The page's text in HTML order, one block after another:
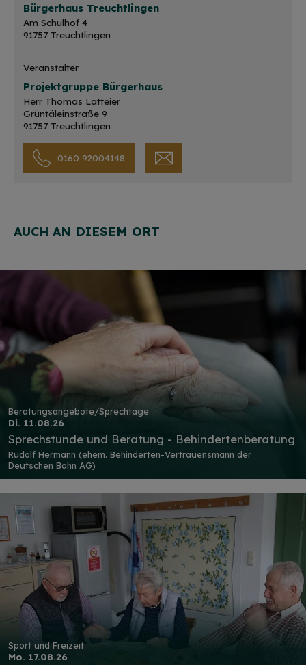
Bürgerhaus Treuchtlingen
Am Schulhof 4
91757 Treuchtlingen
Veranstalter
Projektgruppe Bürgerhaus
Herr Thomas Latteier
Grüntäleinstraße 9
91757 Treuchtlingen
0160 92004148
AUCH AN DIESEM ORT
Beratungsangebote/Sprechtage
Di. 11.08.26
Sprechstunde und Beratung - Behindertenberatung
Rudolf Hermann (ehem. Behinderten-Vertrauensmann der
Deutschen Bahn AG)
Sport und Freizeit
Mo. 17.08.26